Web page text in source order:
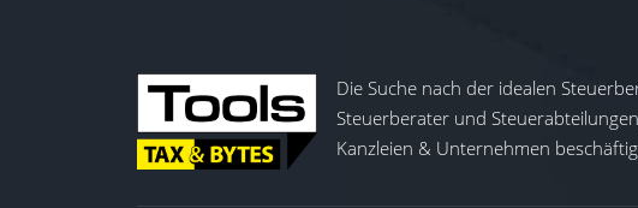
Die Suche nach der idealen
Steuerberater und
Kanzleien & Unternehmen